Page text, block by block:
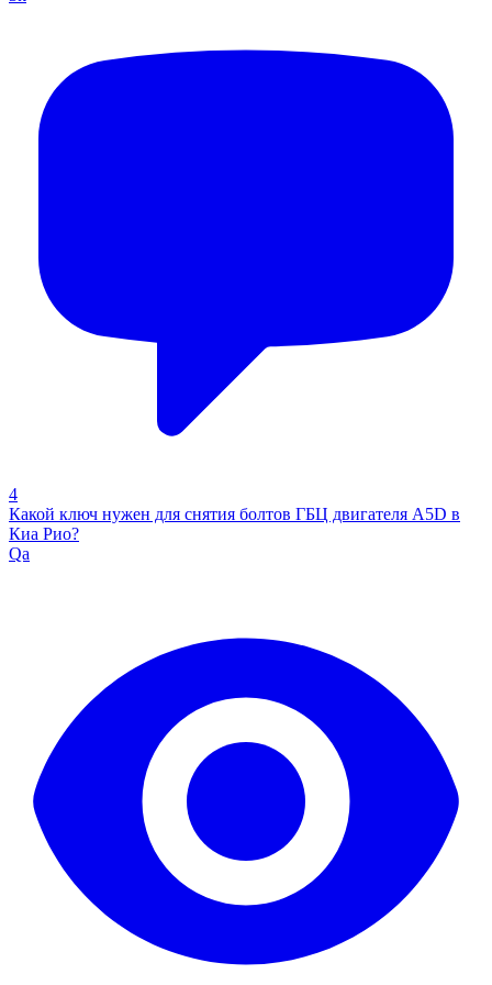
4
Какой ключ нужен для снятия болтов ГБЦ двигателя A5D в
Киа Рио?
Qa